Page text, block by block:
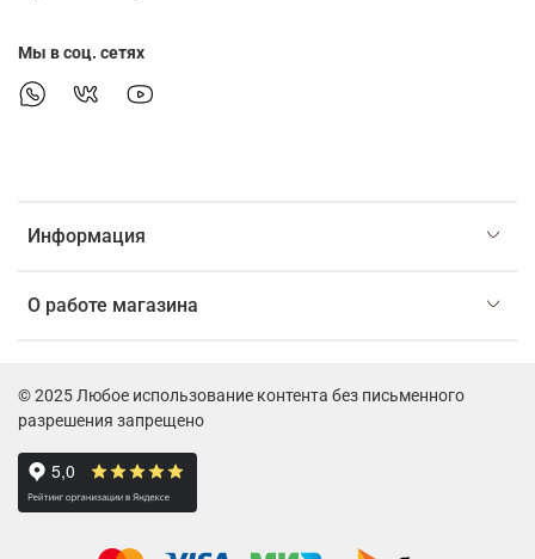
Информация
О работе магазина
Мы в соц. сетях
© 2025 Любое использование контента без письменного
разрешения запрещено